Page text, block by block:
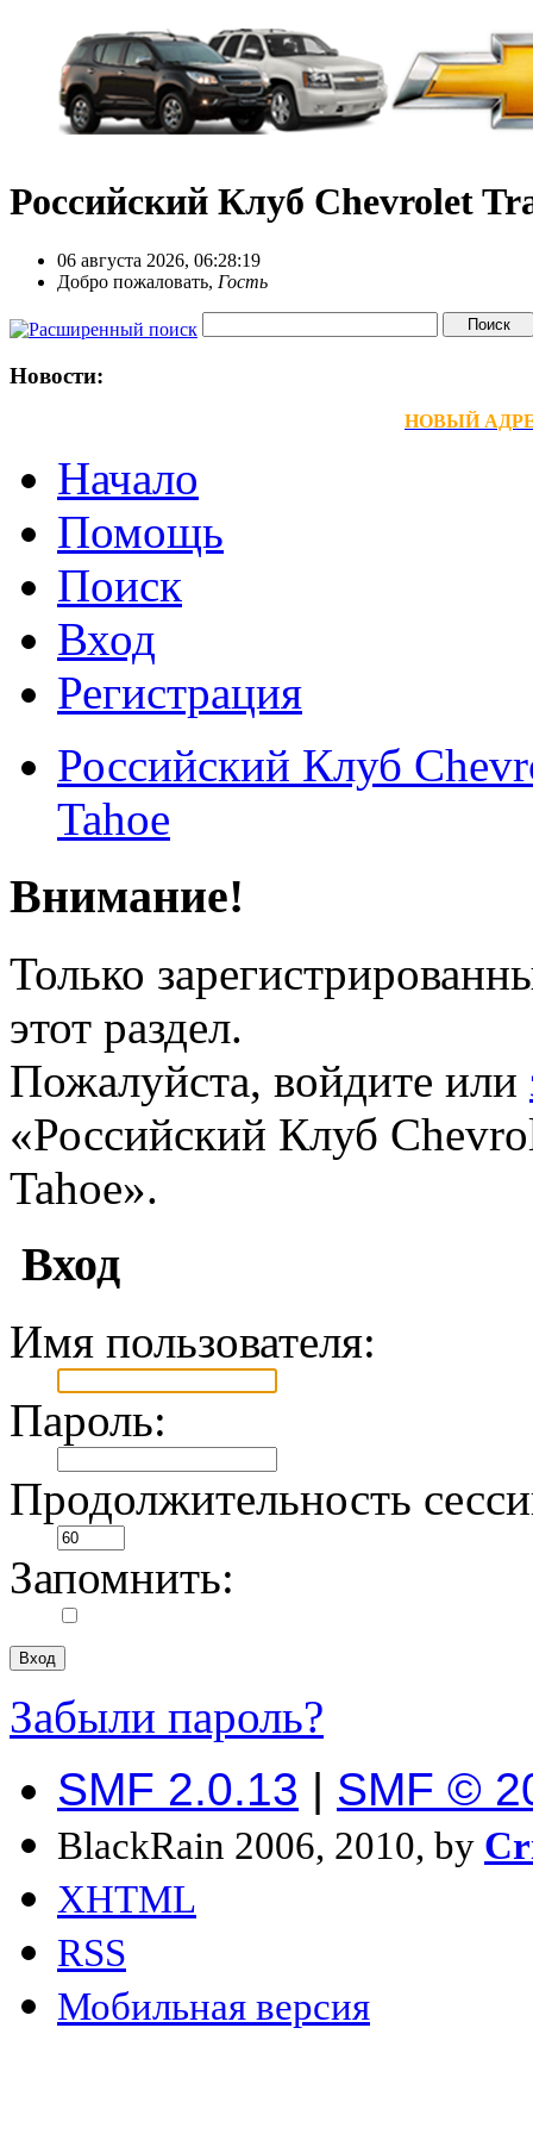
Российский Клуб Chevrolet
06 августа 2026, 06:28:19
Добро пожаловать, Гость
Новости:
НОВЫЙ АДРЕС
Начало
Помощь
Поиск
Вход
Регистрация
Российский Клуб
Tahoe
Внимание!
Только
этот раздел.
Пожалуйста, войдите или
«Российский Клуб
Tahoe».
Вход
Имя пользователя:
Пароль:
Продолжительность
Запомнить:
Забыли пароль?
SMF 2.0.13 | SMF ©
BlackRain 2006, 2010, by
XHTML
RSS
Мобильная версия